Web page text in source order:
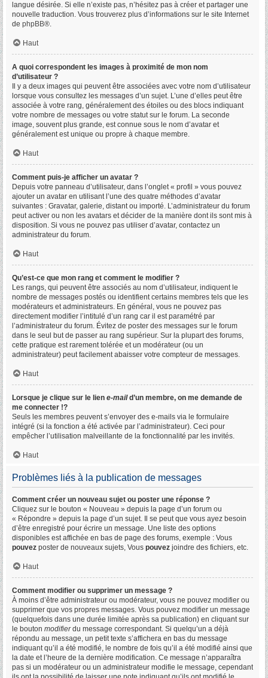
langue désirée. Si elle n’existe pas, n’hésitez pas à créer et partager une
nouvelle traduction. Vous trouverez plus d’informations sur le site Internet
de phpBB®.
Haut
A quoi correspondent les images à proximité de mon nom
d’utilisateur ?
Il y a deux images qui peuvent être associées avec votre nom d’utilisateur
lorsque vous consultez les messages d’un sujet. L’une d’elles peut être
associée à votre rang, généralement des étoiles ou des blocs indiquant
votre nombre de messages ou votre statut sur le forum. La seconde
image, souvent plus grande, est connue sous le nom d’avatar et
généralement est unique ou propre à chaque membre.
Haut
Comment puis-je afficher un avatar ?
Depuis votre panneau d’utilisateur, dans l’onglet « profil » vous pouvez
ajouter un avatar en utilisant l’une des quatre méthodes d’avatar
suivantes : Gravatar, galerie, distant ou importé. L’administrateur du forum
peut activer ou non les avatars et décider de la manière dont ils sont mis à
disposition. Si vous ne pouvez pas utiliser d’avatar, contactez un
administrateur du forum.
Haut
Qu’est-ce que mon rang et comment le modifier ?
Les rangs, qui peuvent être associés au nom d’utilisateur, indiquent le
nombre de messages postés ou identifient certains membres tels que les
modérateurs et administrateurs. En général, vous ne pouvez pas
directement modifier l’intitulé d’un rang car il est paramétré par
l’administrateur du forum. Évitez de poster des messages sur le forum
dans le seul but de passer au rang supérieur. Sur la plupart des forums,
cette pratique est rarement tolérée et un modérateur (ou un
administrateur) peut facilement abaisser votre compteur de messages.
Haut
Lorsque je clique sur le lien e-maild’un membre, on me demande de
me connecter !?
Seuls les membres peuvent s’envoyer des e-mails via le formulaire
intégré (si la fonction a été activée par l’administrateur). Ceci pour
empêcher l’utilisation malveillante de la fonctionnalité par les invités.
Haut
Problèmes liés à la publication de messages
Comment créer un nouveau sujet ou poster une réponse ?
Cliquez sur le bouton « Nouveau » depuis la page d’un forum ou
« Répondre » depuis la page d’un sujet. Il se peut que vous ayez besoin
d’être enregistré pour écrire un message. Une liste des options
disponibles est affichée en bas de page des forums, exemple : Vous
pouvez poster de nouveaux sujets, Vous pouvez joindre des fichiers, etc.
Haut
Comment modifier ou supprimer un message ?
À moins d’être administrateur ou modérateur, vous ne pouvez modifier ou
supprimer que vos propres messages. Vous pouvez modifier un message
(quelquefois dans une durée limitée après sa publication) en cliquant sur
le bouton modifierdu message correspondant. Si quelqu’un a déjà
répondu au message, un petit texte s’affichera en bas du message
indiquant qu’il a été modifié, le nombre de fois qu’il a été modifié ainsi que
la date et l’heure de la dernière modification. Ce message n’apparaîtra
pas si un modérateur ou un administrateur modifie le message, cependant